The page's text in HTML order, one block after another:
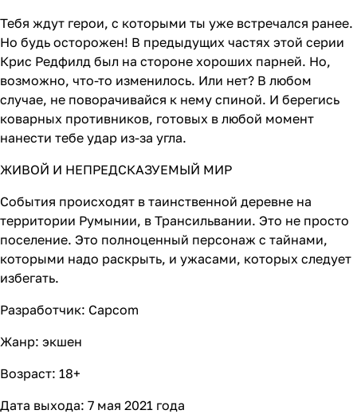
Тебя ждут герои, с которыми ты уже встречался ранее.
Но будь осторожен! В предыдущих частях этой серии
Крис Редфилд был на стороне хороших парней. Но,
возможно, что-то изменилось. Или нет? В любом
случае, не поворачивайся к нему спиной. И берегись
коварных противников, готовых в любой момент
нанести тебе удар из-за угла.
ЖИВОЙ И НЕПРЕДСКАЗУЕМЫЙ МИР
События происходят в таинственной деревне на
территории Румынии, в Трансильвании. Это не просто
поселение. Это полноценный персонаж с тайнами,
которыми надо раскрыть, и ужасами, которых следует
избегать.
Разработчик: Capcom
Жанр: экшен
Возраст: 18+
Дата выхода: 7 мая 2021 года